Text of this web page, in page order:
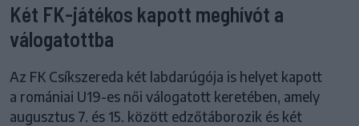
Két FK-játékos kapott meghívót a
válogatottba
Az FK Csíkszereda két labdarúgója is helyet kapott
a romániai U19-es női válogatott keretében, amely
augusztus 7. és 15. között edzőtáborozik és két